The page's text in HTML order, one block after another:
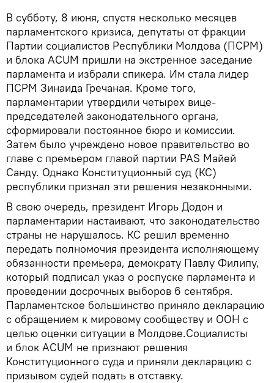
В субботу, 8 июня, спустя несколько месяцев
парламентского кризиса, депутаты от фракции
Партии социалистов Республики Молдова (ПСРМ)
и блока ACUM пришли на экстренное заседание
парламента и избрали спикера. Им стала лидер
ПСРМ Зинаида Гречаная. Кроме того,
парламентарии утвердили четырех вице-
председателей законодательного органа,
сформировали постоянное бюро и комиссии.
Затем было учреждено новое правительство во
главе с премьером главой партии PAS Майей
Санду. Однако Конституционный суд (КС)
республики признал эти решения незаконными.
В свою очередь, президент Игорь Додон и
парламентарии настаивают, что законодательство
страны не нарушалось. КС решил временно
передать полномочия президента исполняющему
обязанности премьера, демократу Павлу Филипу,
который подписал указ о роспуске парламента и
проведении досрочных выборов 6 сентября.
Парламентское большинство приняло декларацию
с обращением к мировому сообществу и ООН с
целью оценки ситуации в Молдове.Социалисты
и блок ACUM не признают решения
Конституционного суда и приняли декларацию с
призывом судей подать в отставку.